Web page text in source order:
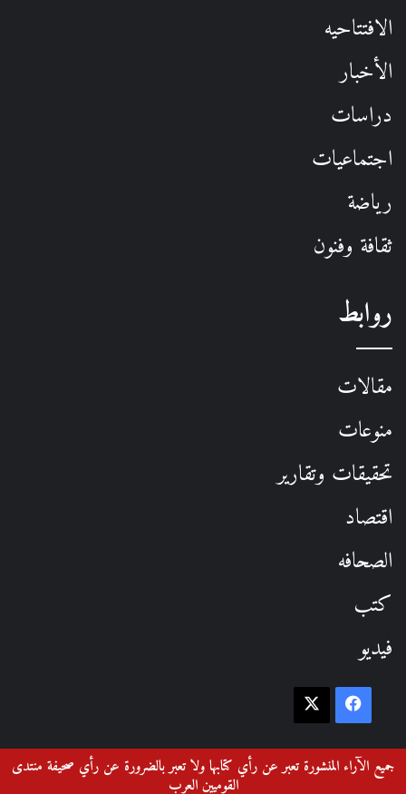
الافتتاحيه
الأخبار
دراسات
اجتماعيات
رياضة
ثقافة وفنون
روابط
مقالات
منوعات
تحقيقات وتقارير
اقتصاد
الصحافه
كتب
فيديو
فيسبوك
جميع الآراء المنشورة تعبر عن رأي كتابها ولا تعبر بالضرورة عن رأي صحيفة منتدى
القوميين العرب